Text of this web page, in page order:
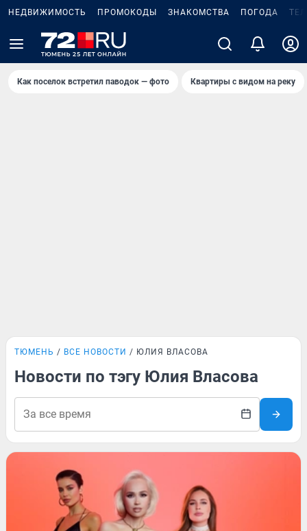
НЕДВИЖИМОСТЬ ПРОМОКОДЫ ЗНАКОМСТВА ПОГОДА
Как поселок встретил паводок — фото Квартиры с видом на реку
ТЮМЕНЬ ВСЕ НОВОСТИ ЮЛИЯ ВЛАСОВА
Новости по тэгу Юлия Власова